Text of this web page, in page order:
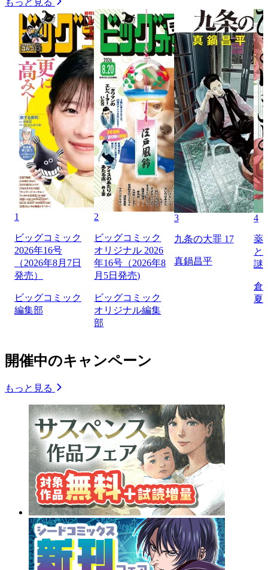
もっと見る
1
ビッグコミック
2026年16号
（2026年8月7日
発売）
ビッグコミック
編集部
2
ビッグコミック
オリジナル 2026
年16号（2026年8
月5日発売)
ビッグコミック
オリジナル編集
部
3
九条の大罪 17
真鍋昌平
4
薬
と
謎
倉
夏
開催中のキャンペーン
もっと見る